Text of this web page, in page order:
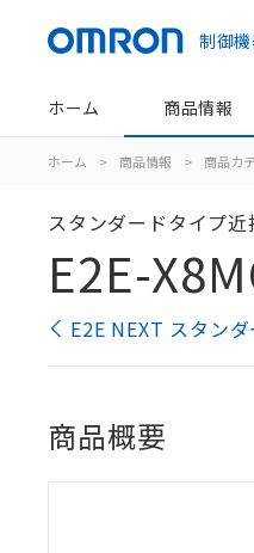
制御
ホーム 商品情報
ホーム > 商品情報 > 商品カ
スタンダードタイプ近
E2E-
E2E NEXT スタン
商品概要